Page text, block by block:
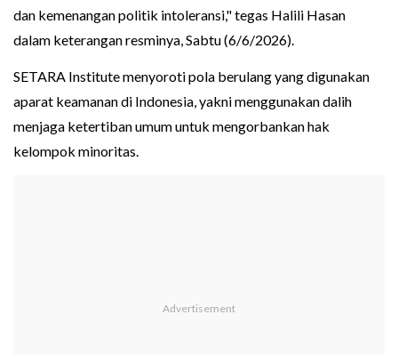
dan kemenangan politik intoleransi," tegas Halili Hasan
dalam keterangan resminya, Sabtu (6/6/2026).
SETARA Institute menyoroti pola berulang yang digunakan
aparat keamanan di Indonesia, yakni menggunakan dalih
menjaga ketertiban umum untuk mengorbankan hak
kelompok minoritas.